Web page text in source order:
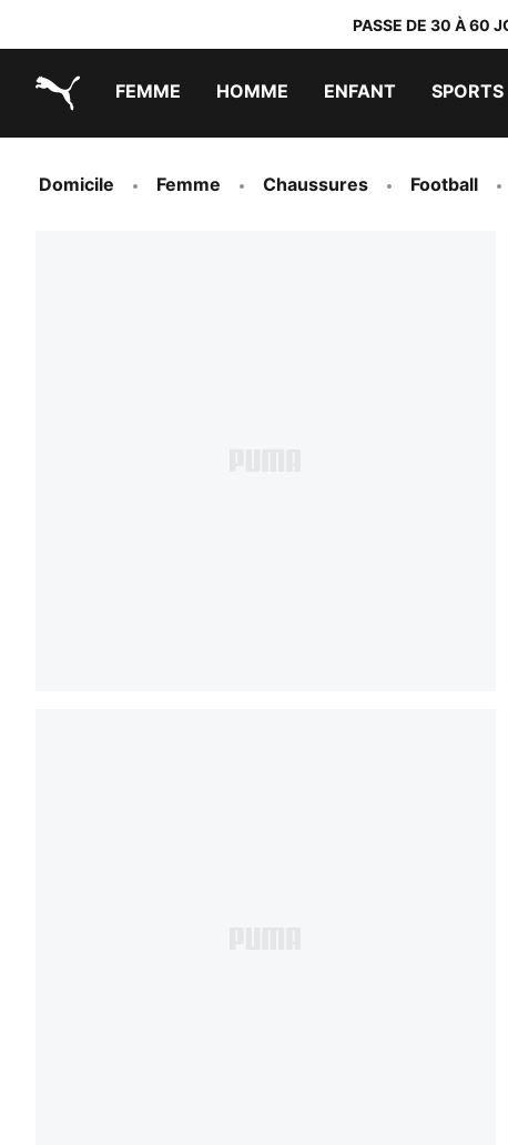
PASSE DE 30 À 60
FEMME HOMME ENFANT SPORTS
Domicile Femme Chaussures Football